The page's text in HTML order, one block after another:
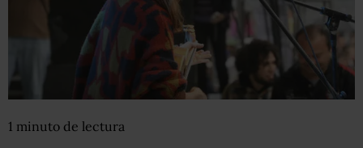
1 minuto de lectura